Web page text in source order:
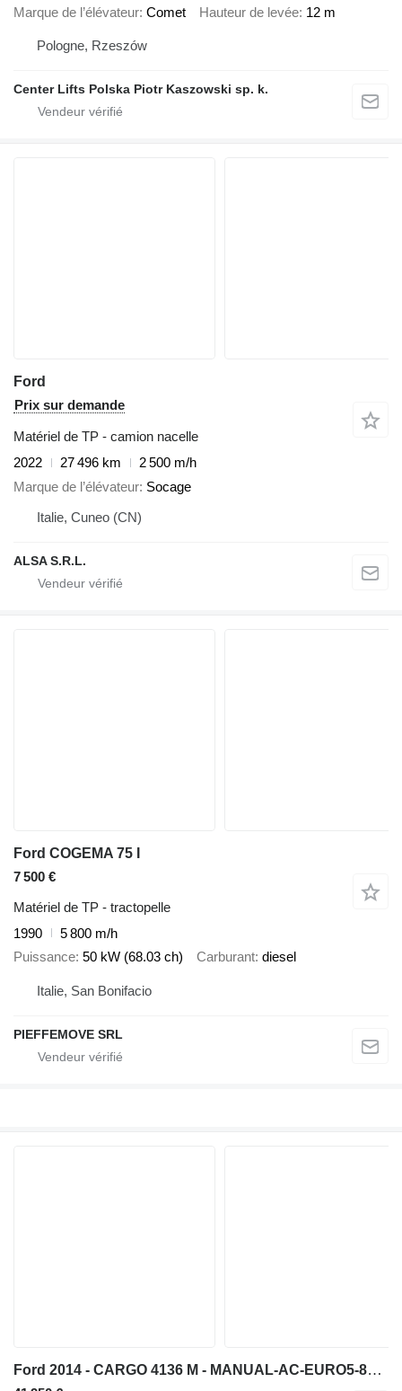
Marque de l’élévateur Comet Hauteur de levée 12 m
Pologne, Rzeszów
Center Lifts Polska Piotr Kaszowski sp. k.
Ford
Prix sur demande
Matériel de TP - camion nacelle
2022
27 496 km
2 500 m/h
Marque de l’élévateur Socage
Italie, Cuneo (CN)
ALSA S.R.L.
Ford COGEMA 75 I
7 500 €
Matériel de TP - tractopelle
1990
5 800 m/h
Puissance 50 kW (68.03 ch) Carburant diesel
Italie, San Bonifacio
PIEFFEMOVE SRL
Ford 2014 - CARGO 4136 M - MANUAL-AC-EURO5-8X4 CONCRETE MIXER